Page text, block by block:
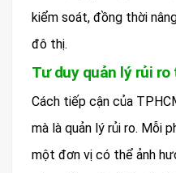
kiểm soát, đồng thời
đô thị.
Tư duy quản lý rủi
Cách tiếp cận của
mà là quản lý rủi ro. Mỗi
một đơn vị có thể ảnh